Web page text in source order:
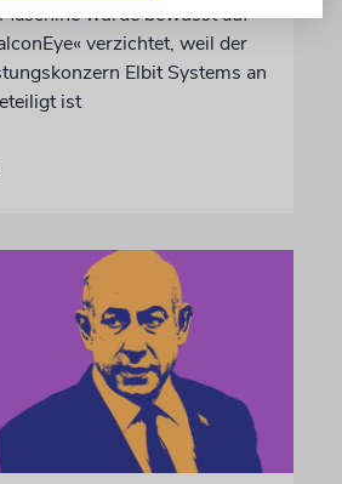
wurde bewusst auf
verzichtet, weil der
Elbit Systems an
ist